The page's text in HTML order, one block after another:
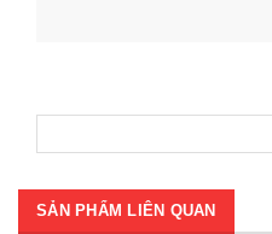
SẢN PHẨM LIÊN QUAN